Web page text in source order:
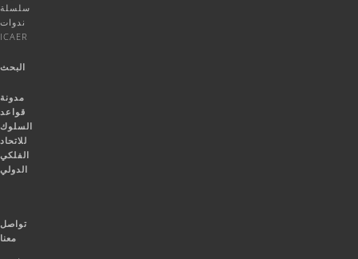
سلسلة
ندوات
ICAER
البحث
مدونة
قواعد
السلوك
للاتحاد
الفلكي
الدولي
تواصل
معنا